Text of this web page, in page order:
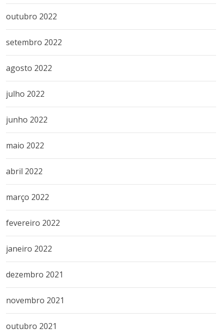
outubro 2022
setembro 2022
agosto 2022
julho 2022
junho 2022
maio 2022
abril 2022
março 2022
fevereiro 2022
janeiro 2022
dezembro 2021
novembro 2021
outubro 2021